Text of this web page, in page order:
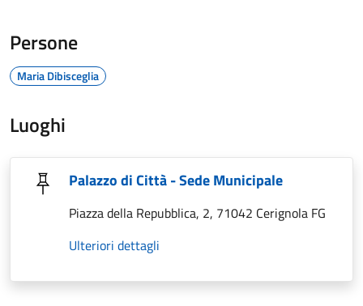
Persone
Maria Dibisceglia
Luoghi
Palazzo di Città - Sede Municipale
Piazza della Repubblica, 2, 71042 Cerignola FG
Ulteriori dettagli